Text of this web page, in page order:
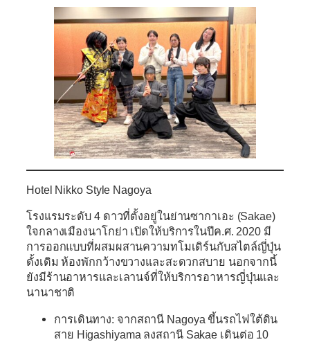
Hotel Nikko Style Nagoya
โรงแรมระดับ 4 ดาวที่ตั้งอยู่ในย่านซากาเอะ (Sakae)
ใจกลางเมืองนาโกย่า เปิดให้บริการในปีค.ศ. 2020 มี
การออกแบบที่ผสมผสานความทโมเดิร์นกับสไตล์ญี่ปุ่น
ดั้งเดิม ห้องพักกว้างขวางและสะดวกสบาย นอกจากนี้
ยังมีร้านอาหารและเลานจ์ที่ให้บริการอาหารญี่ปุ่นและ
นานาชาติ
การเดินทาง: จากสถานี Nagoya ขึ้นรถไฟใต้ดิน
สาย Higashiyama ลงสถานี Sakae เดินต่อ 10